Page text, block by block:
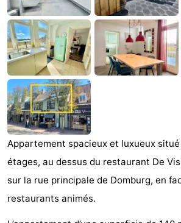
-
Buitenhof
Domburg
-
Hof
Domburg
-
Westhove
Hôtels
Last
minutes
Plages
Voir
Appartement spacieux et luxueux situé
étages, au dessus du restaurant De
sur la rue principale de Domburg, en
restaurants animés.